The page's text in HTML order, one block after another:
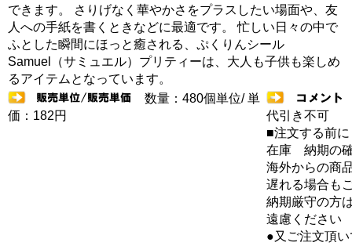
できます。 さりげなく華やかさをプラスしたい場面や、友
人への手紙を書くときなどに最適です。 忙しい日々の中で
ふとした瞬間にほっと癒される、ぷくりんシール
Samuel（サミュエル）プリティーは、大人も子供も楽しめ
るアイテムとなっています。
数量：480個単位/ 単
価：182円
代引き不可
■注文する前に
在庫 納期の
海外からの商
遅れる場合も
納期厳守の方
遠慮ください
●又ご注文頂